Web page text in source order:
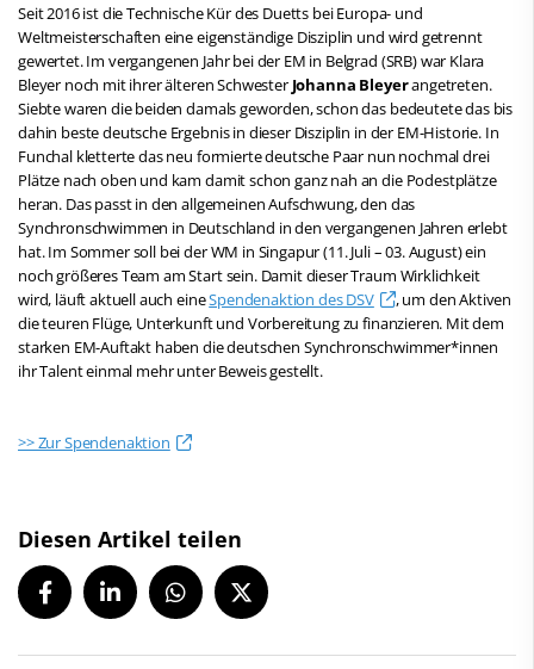
Seit 2016 ist die Technische Kür des Duetts bei Europa- und
Weltmeisterschaften eine eigenständige Disziplin und wird getrennt
gewertet. Im vergangenen Jahr bei der EM in Belgrad (SRB) war Klara
Bleyer noch mit ihrer älteren Schwester Johanna Bleyerangetreten.
Siebte waren die beiden damals geworden, schon das bedeutete das bis
dahin beste deutsche Ergebnis in dieser Disziplin in der EM-Historie. In
Funchal kletterte das neu formierte deutsche Paar nun nochmal drei
Plätze nach oben und kam damit schon ganz nah an die Podestplätze
heran. Das passt in den allgemeinen Aufschwung, den das
Synchronschwimmen in Deutschland in den vergangenen Jahren erlebt
hat. Im Sommer soll bei der WM in Singapur (11. Juli – 03. August) ein
noch größeres Team am Start sein. Damit dieser Traum Wirklichkeit
wird, läuft aktuell auch eineSpendenaktion des DSV
, um den Aktiven
die teuren Flüge, Unterkunft und Vorbereitung zu finanzieren. Mit dem
starken EM-Auftakt haben die deutschen Synchronschwimmer*innen
ihr Talent einmal mehr unter Beweis gestellt.
>> Zur Spendenaktion
Diesen Artikel teilen